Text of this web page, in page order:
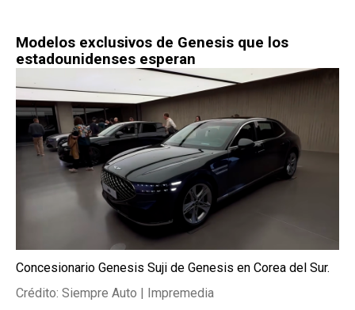
Modelos exclusivos de Genesis que los
estadounidenses esperan
Concesionario Genesis Suji de Genesis en Corea del Sur.
Crédito: Siempre Auto | Impremedia